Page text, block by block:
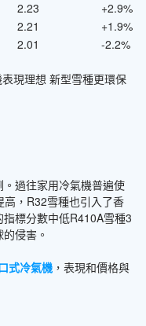
2.23
+2.9%
2.21
+1.9%
2.01 -2.2%
過往家用冷氣機普遍使
，R32雪種也引入了香
標分數中低R410A雪種3
侵害。
式冷氣機 ，表現和價格與